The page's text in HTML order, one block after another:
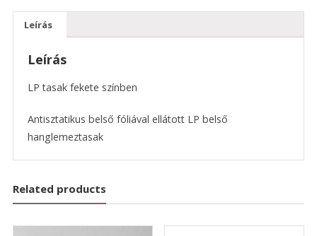
Leírás
Leírás
LP tasak fekete színben
Antisztatikus belső fóliával ellátott LP belső
hanglemeztasak
Related products